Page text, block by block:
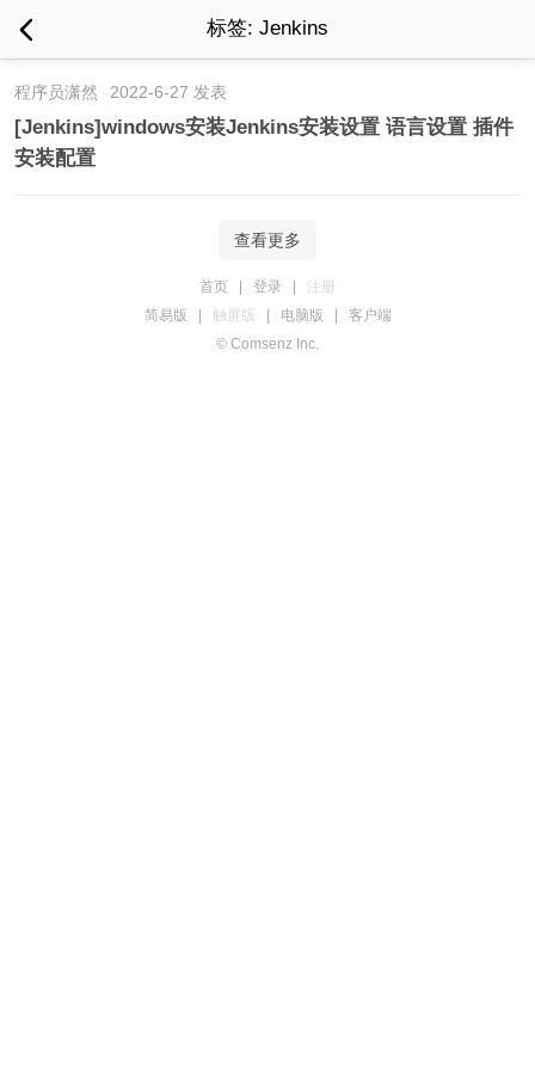
标签: Jenkins
程序员潇然 2022-6-27 发表
[Jenkins]windows安装Jenkins安装设置 语言设置 插件
安装配置
查看更多
首页 登录
注册
简易版
触屏版 电脑版
客户端
© Comsenz Inc.